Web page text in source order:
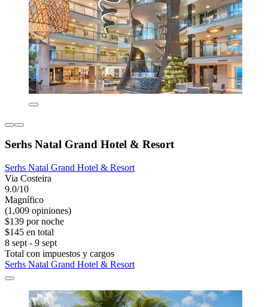
Serhs Natal Grand Hotel & Resort
Serhs Natal Grand Hotel & Resort
Via Costeira
9.0/10
Magnífico
(1,009 opiniones)
$139 por noche
$145 en total
8 sept - 9 sept
Total con impuestos y cargos
Serhs Natal Grand Hotel & Resort